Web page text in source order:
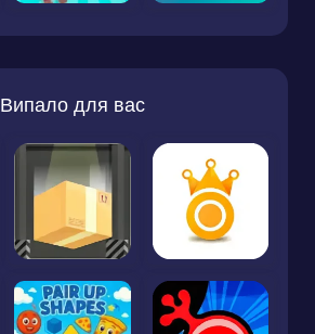
Випало для вас